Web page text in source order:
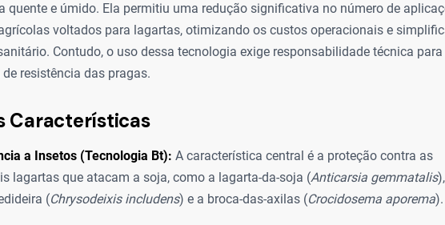
quente e úmido. Ela permitiu uma redução significativa no número de
voltados para lagartas, otimizando os custos operacionais e
Contudo, o uso dessa tecnologia exige responsabilidade técnica para
resistência das pragas.
Características
a Insetos (Tecnologia Bt): A característica central é a proteção contra as
lagartas que atacam a soja, como a lagarta-da-soja (Anticarsia gemmatalis
(Chrysodeixis includens) e a broca-das-axilas (Crocidosema aporema).